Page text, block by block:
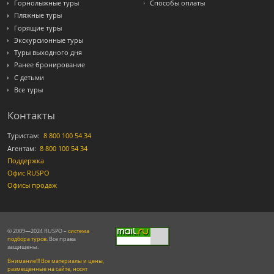
Горнолыжные туры
Пляжные туры
Горящие туры
Экскурсионные туры
Туры выходного дня
Ранее бронирование
С детьми
Все туры
Способы оплаты
Контакты
Туристам: 8 800 100 54 34
Агентам: 8 800 100 54 34
Поддержка
Офис RUSPO
Офисы продаж
© 2009—2024 RUSPO – система
подбора туров. Все права
защищены.
Внимание!!! Все материалы и цены,
размещенные на сайте, носят